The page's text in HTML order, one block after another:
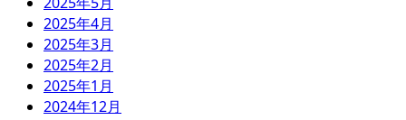
2025年4月
2025年3月
2025年2月
2025年1月
2024年12月